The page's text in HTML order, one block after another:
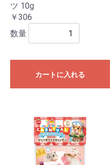
ツ 10g
￥306
数量
カートに入れる